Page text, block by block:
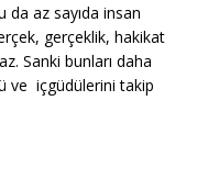
da az sayıda insan
gerçeklik, hakikat
Sanki bunları daha
ve içgüdülerini takip